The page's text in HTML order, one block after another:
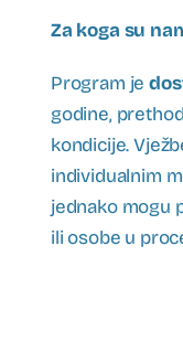
Za koga su
Program je
godine,
kondicije.
individualnim
jednako mogu
ili osobe u